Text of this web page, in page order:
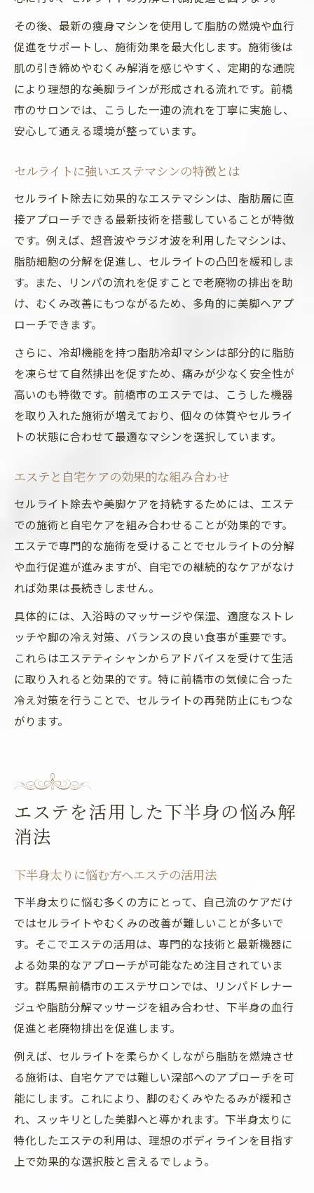
その後、最新の痩身マシンを使用して脂肪の燃焼や血行
促進をサポートし、施術効果を最大化します。施術後は
肌の引き締めやむくみ解消を感じやすく、定期的な通院
により理想的な美脚ラインが形成される流れです。前橋
市のサロンでは、こうした一連の流れを丁寧に実施し、
安心して通える環境が整っています。
セルライトに強いエステマシンの特徴とは
セルライト除去に効果的なエステマシンは、脂肪層に直
接アプローチできる最新技術を搭載していることが特徴
です。例えば、超音波やラジオ波を利用したマシンは、
脂肪細胞の分解を促進し、セルライトの凸凹を緩和しま
す。また、リンパの流れを促すことで老廃物の排出を助
け、むくみ改善にもつながるため、多角的に美脚へアプ
ローチできます。
さらに、冷却機能を持つ脂肪冷却マシンは部分的に脂肪
を凍らせて自然排出を促すため、痛みが少なく安全性が
高いのも特徴です。前橋市のエステでは、こうした機器
を取り入れた施術が増えており、個々の体質やセルライ
トの状態に合わせて最適なマシンを選択しています。
エステと自宅ケアの効果的な組み合わせ
セルライト除去や美脚ケアを持続するためには、エステ
での施術と自宅ケアを組み合わせることが効果的です。
エステで専門的な施術を受けることでセルライトの分解
や血行促進が進みますが、自宅での継続的なケアがなけ
れば効果は長続きしません。
具体的には、入浴時のマッサージや保湿、適度なストレ
ッチや脚の冷え対策、バランスの良い食事が重要です。
これらはエステティシャンからアドバイスを受けて生活
に取り入れると効果的です。特に前橋市の気候に合った
冷え対策を行うことで、セルライトの再発防止にもつな
がります。
エステを活用した下半身の悩み解
消法
下半身太りに悩む方へエステの活用法
下半身太りに悩む多くの方にとって、自己流のケアだけ
ではセルライトやむくみの改善が難しいことが多いで
す。そこでエステの活用は、専門的な技術と最新機器に
よる効果的なアプローチが可能なため注目されていま
す。群馬県前橋市のエステサロンでは、リンパドレナー
ジュや脂肪分解マッサージを組み合わせ、下半身の血行
促進と老廃物排出を促進します。
例えば、セルライトを柔らかくしながら脂肪を燃焼させ
る施術は、自宅ケアでは難しい深部へのアプローチを可
能にします。これにより、脚のむくみやたるみが緩和さ
れ、スッキリとした美脚へと導かれます。下半身太りに
特化したエステの利用は、理想のボディラインを目指す
上で効果的な選択肢と言えるでしょう。